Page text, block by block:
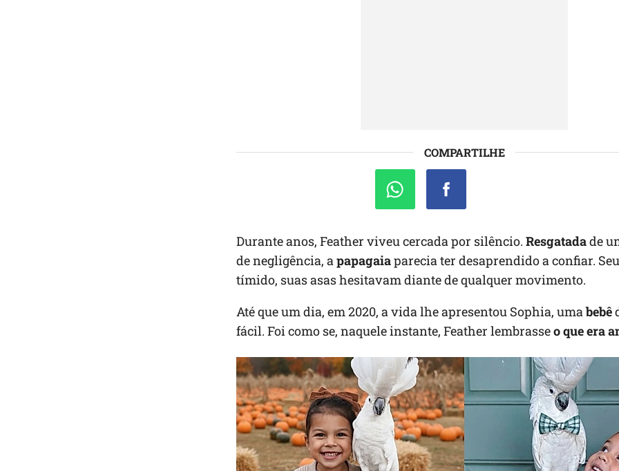
COMPARTILHE
Durante anos, Feather viveu cercada por silêncio. Resgatadade
de negligência, apapagaiaparecia ter desaprendido a confiar.
tímido, suas asas hesitavam diante de qualquer movimento.
Até que um dia, em 2020, a vida lhe apresentou Sophia, umabebê
fácil. Foi como se, naquele instante, Feather lembrasseo que era